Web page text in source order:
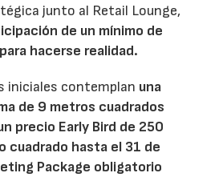
junto al Retail Lounge,
de un mínimo de
hacerse realidad.
iniciales contemplan una
de 9 metros cuadrados
precio Early Bird de 250
cuadrado hasta el 31 de
Package obligatorio